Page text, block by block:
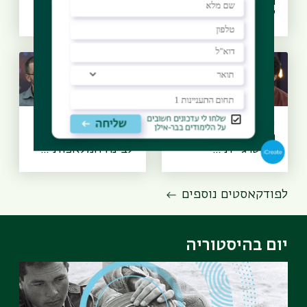
לזיכרון? א...
יסודות הביטחון -
האם לישראל יש
אסטרגיית ...
בינו לבינה
מלאכותית - האם
לבינה המלאכותי...
לפודקאסטים נוספים
יום בהיסטוריה